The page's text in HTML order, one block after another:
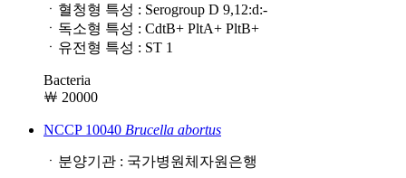
ㆍ혈청형 특성 : Serogroup D 9,12:d:-
ㆍ독소형 특성 : CdtB+ PltA+ PltB+
ㆍ유전형 특성 : ST 1
Bacteria
￦ 20000
NCCP 10040 Brucella abortus
ㆍ분양기관 : 국가병원체자원은행